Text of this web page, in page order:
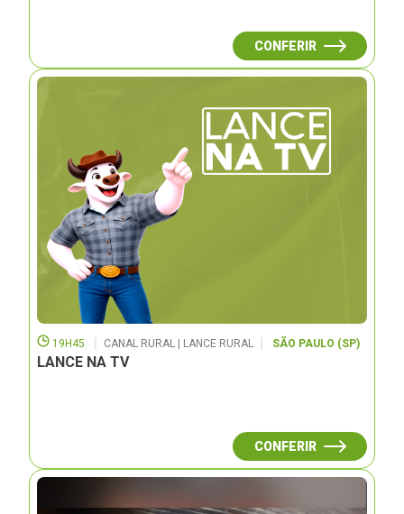
CONFERIR
19H45 CANAL RURAL | LANCE RURAL SÃO PAULO (SP)
LANCE NA TV
CONFERIR